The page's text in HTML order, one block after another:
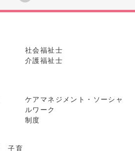
社会福祉士
介護福祉士
ケアマネジメント・ソーシャ
ルワーク
制度
子育